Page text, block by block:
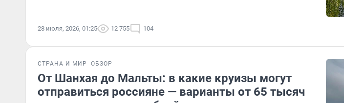
28 июля, 2026, 01:25 12 755 104
СТРАНА И МИР ОБЗОР
От Шанхая до Мальты: в какие круизы могут
отправиться россияне — варианты от 65 тысяч